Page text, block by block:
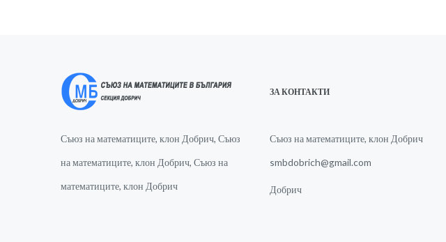
Съюз на математиците, клон Добрич, Съюз
на математиците, клон Добрич, Съюз на
математиците, клон Добрич
ЗА КОНТАКТИ
Съюз на математиците, клон Добрич
smbdobrich@gmail.com
Добрич